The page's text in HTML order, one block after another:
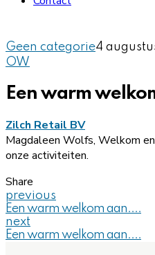
Geen categorie4
OW
Een warm
Zilch Retail BV
Magdaleen Wolfs, Welkom
onze activiteiten.
Share
previous
Een warm welkom aan....
next
Een warm welkom aan....